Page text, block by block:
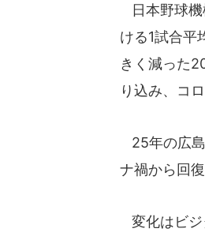
日本野球機
ける1試合平
きく減った
り込み、コ
25年の広
ナ禍から回
変化はビジ